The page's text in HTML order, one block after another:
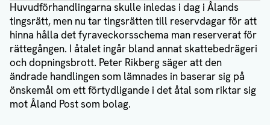
Huvudförhandlingarna skulle inledas i dag i Ålands
tingsrätt, men nu tar tingsrätten till reservdagar för att
hinna hålla det fyraveckorsschema man reserverat för
rättegången. I åtalet ingår bland annat skattebedrägeri
och dopningsbrott. Peter Rikberg säger att den
ändrade handlingen som lämnades in baserar sig på
önskemål om ett förtydligande i det åtal som riktar sig
mot Åland Post som bolag.